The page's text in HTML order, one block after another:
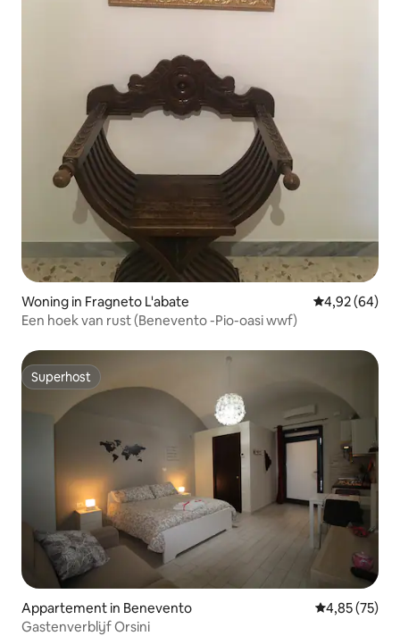
Woning in Fragneto L'abate Gemiddelde
4,92 (64)
Een hoek van rust (Benevento -Pio-oasi wwf)
Superhost
Superhost
Appartement in Benevento Gemiddelde
4,85 (75)
Gastenverblijf Orsini